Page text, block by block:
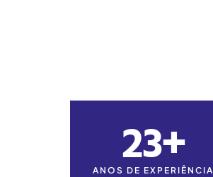
23+
ANOS DE EXPERIÊNCIA